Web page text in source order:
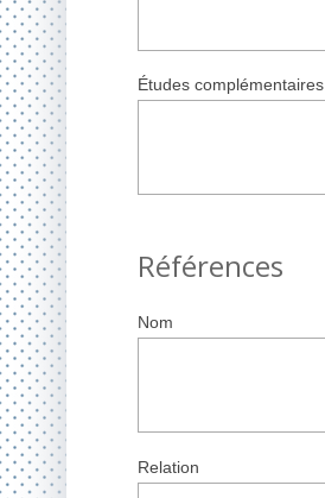
Études complémentaires
Références
Nom
Relation